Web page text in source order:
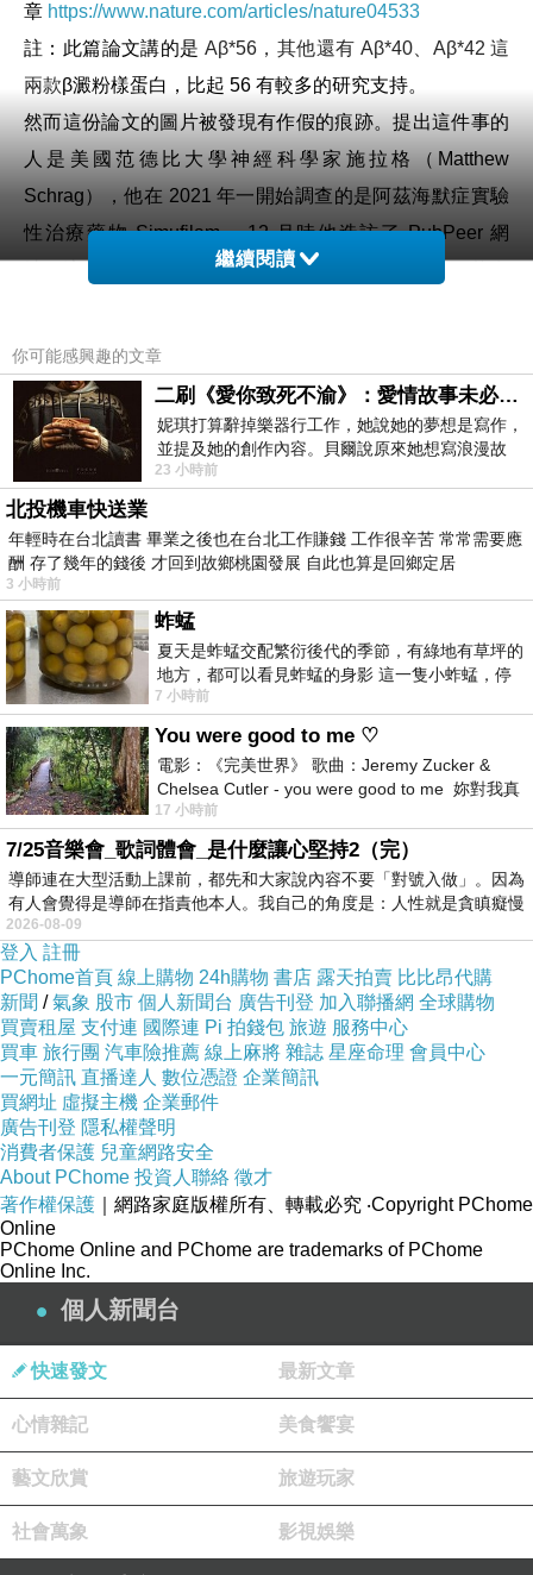
章 https://www.nature.com/articles/nature04533
註：此篇論文講的是 Aβ*56，其他還有 Aβ*40、 Aβ*42 這
兩款β澱粉樣蛋白，比起 56 有較多的研究支持。
然而這份論文的圖片被發現有作假的痕跡。提出這件事的
人是美國范德比大學神經科學家施拉格（Matthew
Schrag），他在 2021 年一開始調查的是阿茲海默症實驗
性治療藥物 Simufilam ，12 月時他造訪了 PubPeer 網
站，這個網站主要是科學家紀錄一些已發表論文上可能有
都跟萊斯內有關。追著追著就開始檢查萊斯內的多篇論
文，施拉格在其中發現了 20 個問題，有 10 個就跟β澱粉
樣蛋白有關。
PubPeer 萊斯內相關結果https://pubpeer.com/search?
q=lesne
▲Science報導疑似有造假的圖
施拉格在 2022 年 1 月把這些疑點提交給他們的國家衛生
院（NIH），不過調查通常都要耗上幾年啦～所以他也提
醒了幾家相關的期刊，這些期刊也有分別進行關注和調
查。
詳情，有造假圖片的舉
例https://www.alzforum.org/news/community-
news/sylvain-lesne-who-found-av56-accused-image-
manipulation
《Science》就找了圖像分析師，也去訪問相關領域的研
究者，展開了半年的調查，最後將調查結果寫成 7/21 這篇
文章。自從那篇論文之後，後續幾乎沒有什麼類似的研究
出來，因為論文所指的β澱粉樣蛋白──
來，它是一個不穩定的物質，即使純化出來了，也會轉變
成幾種其他的類型，就很難斷定阿茲海默症是 Aβ*56造成
的。幾個實驗室嘗試想找到
《Science》對此事的報
alzheimers-disease
繼續閱讀
你可能感興趣的文章
二刷《愛你致死不渝》：愛情故事未必是浪漫故事
妮琪打算辭掉樂器行工作，她說她的夢想是寫作，
並提及她的創作內容。貝爾說原來她想寫浪漫故
事，妮琪回應：「不是浪漫故事，是愛情
23 小時前
北投機車快送業
年輕時在台北讀書 畢業之後也在台北工作賺錢 工作很辛苦 常常需要應
酬 存了幾年的錢後 才回到故鄉桃園發展 自此也算是回鄉定居
3 小時前
蚱蜢
夏天是蚱蜢交配繁衍後代的季節，有綠地有草坪的
地方，都可以看見蚱蜢的身影 這一隻小蚱蜢，停
在車頂上，怎麼樣小心驅趕，都無動
7 小時前
You were good to me ♡
電影：《完美世界》 歌曲：Jeremy Zucker &
Chelsea Cutler - you were good to me 妳對我真
好 因
17 小時前
7/25音樂會_歌詞體會_是什麼讓心堅持2（完）
導師連在大型活動上課前，都先和大家說內容不要「對號入做」。因為
有人會覺得是導師在指責他本人。我自己的角度是：人性就是貪瞋癡慢
2026-08-09
登入 註冊
PChome首頁 線上購物 24h購物 書店 露天拍賣 比比昂代購
新聞 /氣象 股市 個人新聞台 廣告刊登 加入聯播網 全球購物
買賣租屋 支付連 國際連 Pi 拍錢包 旅遊 服務中心
買車 旅行團 汽車險推薦 線上麻將 雜誌 星座命理 會員中心
一元簡訊 直播達人 數位憑證 企業簡訊
買網址 虛擬主機 企業郵件
廣告刊登 隱私權聲明
消費者保護 兒童網路安全
About PChome 投資人聯絡 徵才
著作權保護 ｜網路家庭版權所有、轉載必究 ‧Copyright PChome
Online
PChome Online and PChome are trademarks of PChome
Online Inc.
個人新聞台
快速發文 最新文章
心情雜記 美食饗宴
藝文欣賞 旅遊玩家
社會萬象 影視娛樂